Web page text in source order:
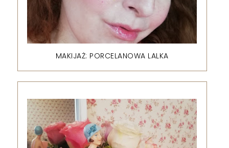
MAKIJAŻ: PORCELANOWA LALKA